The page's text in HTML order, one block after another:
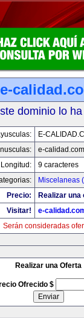
e-
dominio lo
E-
e-calidad.com
Longitud:
9 caracteres
Miscelaneas
Precio:
Realizar una
Visitar!
e-
Serán consideradas
Realizar una Oferta
Ofrecido $